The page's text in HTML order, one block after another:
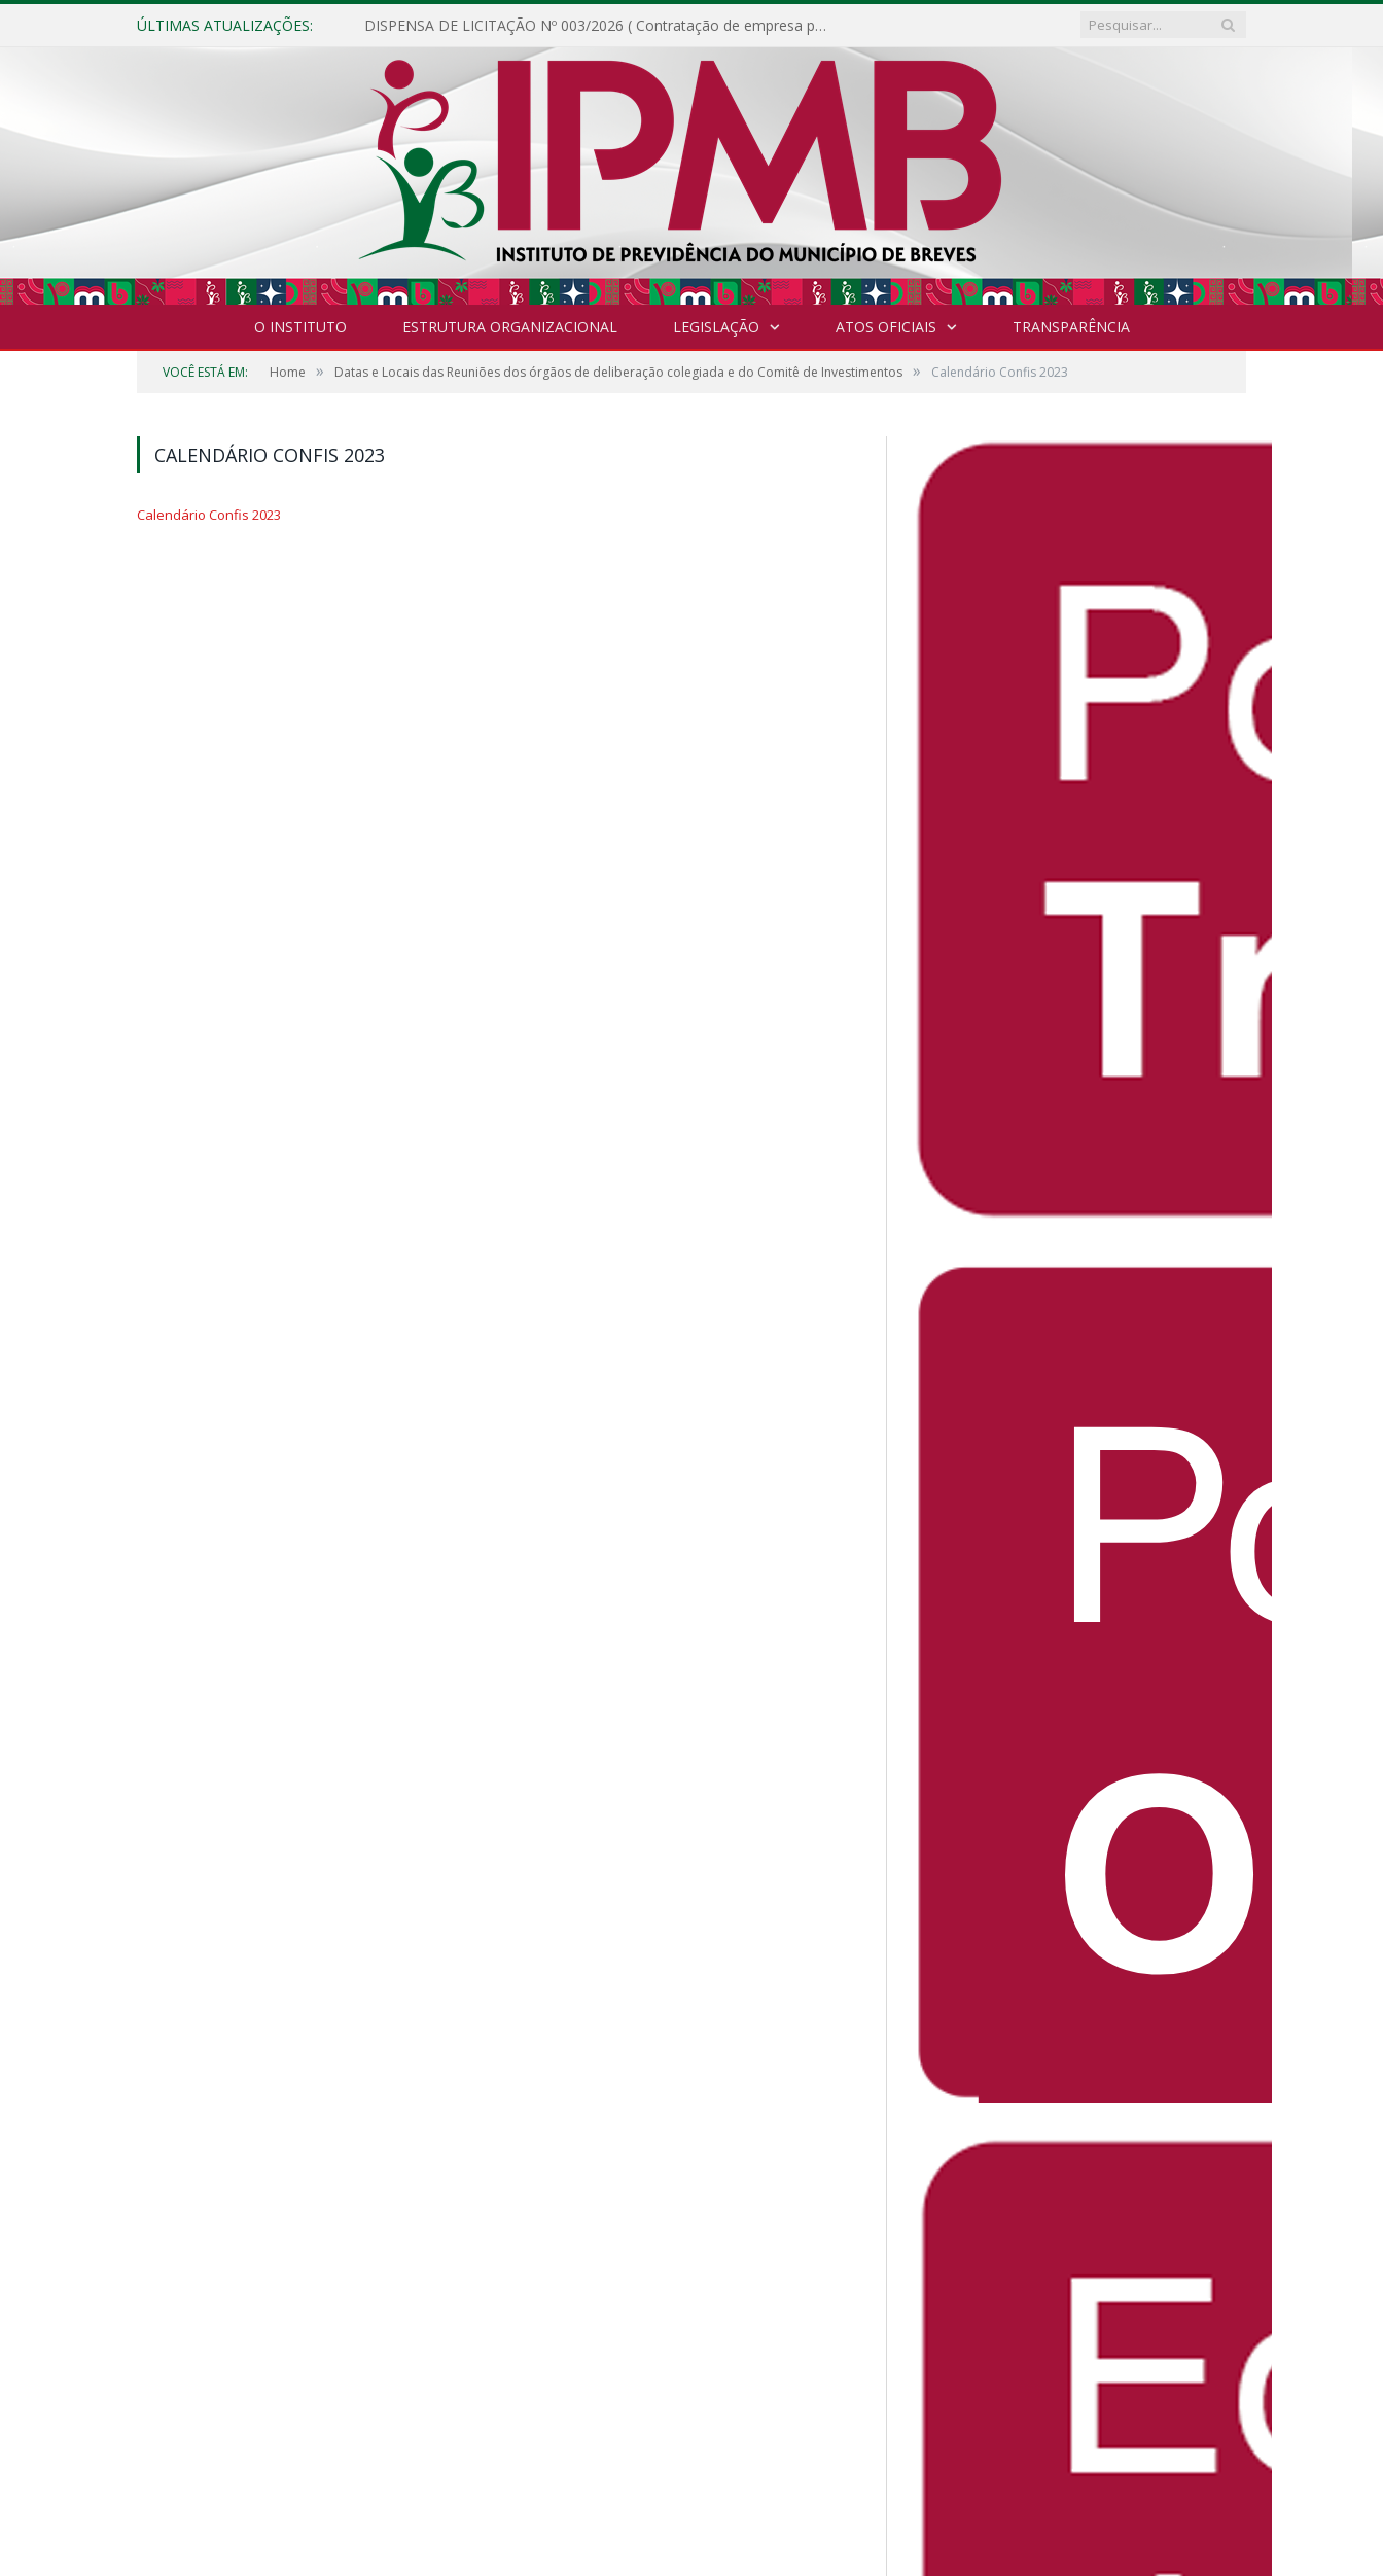
ÚLTIMAS ATUALIZAÇÕES: DISPENSA DE LICITAÇÃO Nº 003/2026 ( Contratação de empresa para fornecimento de gêneros alimentícios não perecíveis, materiais de expediente, descartáveis, copa e cozinha, para análise e posterior publicação.)
O INSTITUTO ESTRUTURA ORGANIZACIONAL LEGISLAÇÃO ATOS OFICIAIS TRANSPARÊNCIA
VOCÊ ESTÁ EM: Home » Datas e Locais das Reuniões dos órgãos de deliberação colegiada e do Comitê de Investimentos » Calendário Confis 2023
CALENDÁRIO CONFIS 2023
Calendário Confis 2023